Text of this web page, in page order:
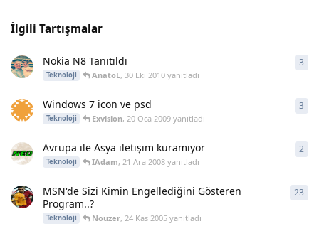
İlgili Tartışmalar
Nokia N8 Tanıtıldı
Teknoloji AnatoL,30 Eki 2010 yanıtladı
3
Windows 7 icon ve psd
Teknoloji Exvision,20 Oca 2009 yanıtladı
3
Avrupa ile Asya iletişim kuramıyor
Teknoloji IAdam,21 Ara 2008 yanıtladı
2
MSN'de Sizi Kimin Engellediğini Gösteren
Program..?
Teknoloji Nouzer,24 Kas 2005 yanıtladı
23